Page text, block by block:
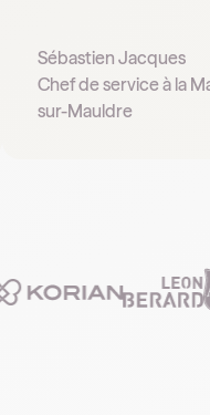
Sébastien Jacques
Chef de service à la
sur-Mauldre